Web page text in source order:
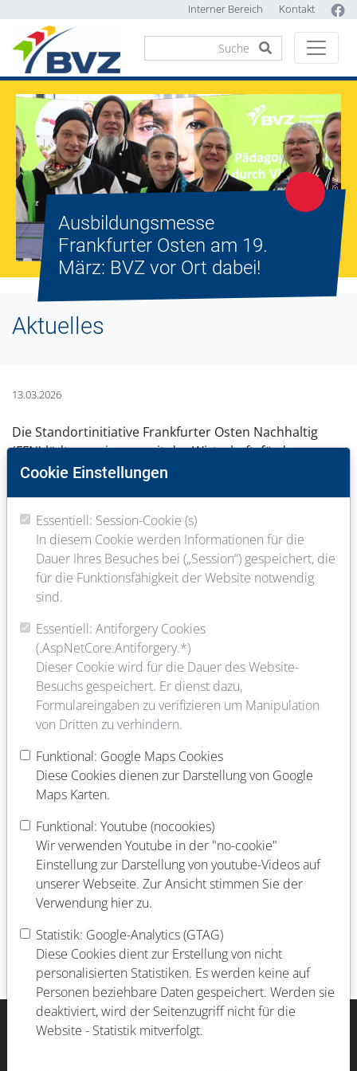
Interner Bereich Kontakt
© Sonja Thelen / BVZ
Ausbildungsmesse
Frankfurter Osten am 19.
März: BVZ vor Ort dabei!
Aktuelles
13.03.2026
Die Standortinitiative Frankfurter Osten Nachhaltig
(FFN) lädt gemeinsam mit der Wirtschaftsförderung
Frankfurt für Donnerstag, 19. März, zur diesjährigen
Ausbildungsmesse ist von 9 bis 13 Uhr in der
Fabriksporthalle W80 (Wächtersbacher Straße 80).
Unter dem Motto „Für Dich und Deine Zukunft!“ möchten
die Standortinitiative Frankfurter Osten Nachhaltig und die
im Frankfurter jungen Menschen Perspektiven für den
Einstieg ins Berufsleben aufzeigen. Daher nehmen an der
Messe in der Fabriksporthalle W80 zahlreiche Frankfurter
Betriebe aus unterschiedlichsten Branchen teil, stellen sich
und ihre Ausbildungs- und Berufsmöglichkeiten vor. Auch
wir, die gemeinnützige BVZ GmbH, sind mit unserem BVZ-
Messeteam vor Ort. Interessierte können mit unseren
Kolleg*innen ins Gespräch kommen, sich über die
verschiedenen pädagogischen Ausbildungsberufe beim
großen freien Frankfurter Kita-Träger sowie über
Praktikums- und Ausbildungsplätze informieren und
Kontakte knüpfen.
Die Ausbildungsmesse Frankfurter Osten am Donnerstag,
19. März, ist von 9 bis 13 Uhr in der Fabriksporthalle W80
(Wächtersbacher Straße 80).
Weitere Informationen stehenonline.
Cookie Einstellungen
Essentiell: Session-Cookie (s)
In diesem Cookie werden Informationen für die
Dauer Ihres Besuches bei („Session“) gespeichert, die
für die Funktionsfähigkeit der Website notwendig
sind.
Essentiell: Antiforgery Cookies
(.AspNetCore.Antiforgery.*)
Dieser Cookie wird für die Dauer des Website-
Besuchs gespeichert. Er dienst dazu,
Formulareingaben zu verifizieren um Manipulation
von Dritten zu verhindern.
Funktional: Google Maps Cookies
Diese Cookies dienen zur Darstellung von Google
Maps Karten.
Funktional: Youtube (nocookies)
Wir verwenden Youtube in der "no-cookie"
Einstellung zur Darstellung von youtube-Videos auf
unserer Webseite. Zur Ansicht stimmen Sie der
Verwendung hier zu.
Statistik: Google-Analytics (GTAG)
Diese Cookies dient zur Erstellung von nicht
personalisierten Statistiken. Es werden keine auf
Personen beziehbare Daten gespeichert. Werden sie
deaktiviert, wird der Seitenzugriff nicht für die
Website - Statistik mitverfolgt.